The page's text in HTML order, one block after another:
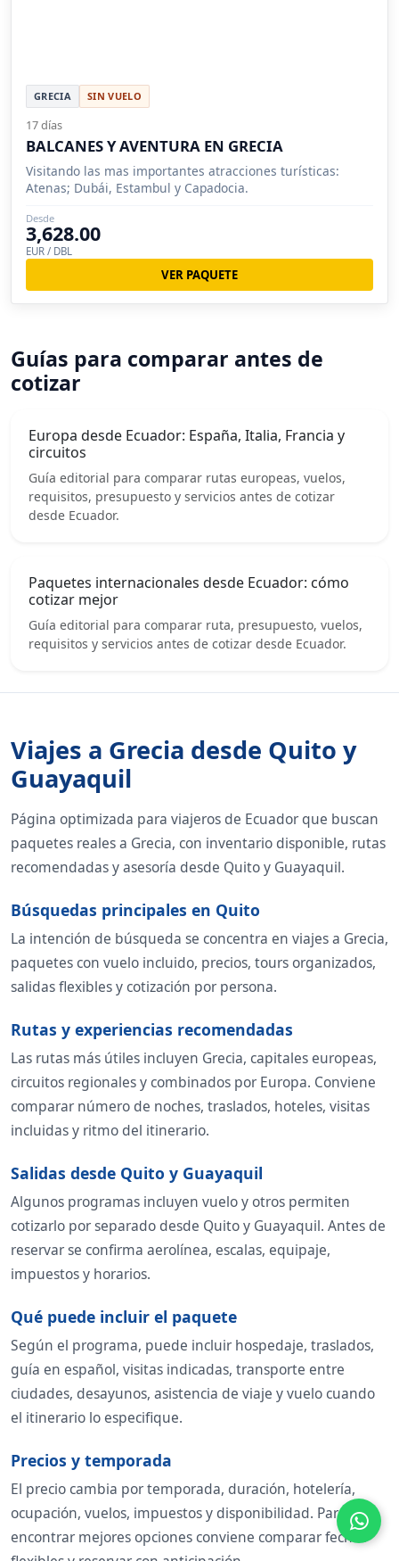
GRECIA SIN VUELO
17 días
BALCANES Y AVENTURA EN GRECIA
Visitando las mas importantes atracciones turísticas:
Atenas; Dubái, Estambul y Capadocia.
Desde
3,628.00
EUR / DBL
VER PAQUETE
Guías para comparar antes de
cotizar
Europa desde Ecuador: España, Italia, Francia y
circuitos
Guía editorial para comparar rutas europeas, vuelos,
requisitos, presupuesto y servicios antes de cotizar
desde Ecuador.
Paquetes internacionales desde Ecuador: cómo
cotizar mejor
Guía editorial para comparar ruta, presupuesto, vuelos,
requisitos y servicios antes de cotizar desde Ecuador.
Viajes a Grecia desde Quito y
Guayaquil
Página optimizada para viajeros de Ecuador que buscan
paquetes reales a Grecia, con inventario disponible, rutas
recomendadas y asesoría desde Quito y Guayaquil.
Búsquedas principales en Quito
La intención de búsqueda se concentra en viajes a Grecia,
paquetes con vuelo incluido, precios, tours organizados,
salidas flexibles y cotización por persona.
Rutas y experiencias recomendadas
Las rutas más útiles incluyen Grecia, capitales europeas,
circuitos regionales y combinados por Europa. Conviene
comparar número de noches, traslados, hoteles, visitas
incluidas y ritmo del itinerario.
Salidas desde Quito y Guayaquil
Algunos programas incluyen vuelo y otros permiten
cotizarlo por separado desde Quito y Guayaquil. Antes de
reservar se confirma aerolínea, escalas, equipaje,
impuestos y horarios.
Qué puede incluir el paquete
Según el programa, puede incluir hospedaje, traslados,
guía en español, visitas indicadas, transporte entre
ciudades, desayunos, asistencia de viaje y vuelo cuando
el itinerario lo especifique.
Precios y temporada
El precio cambia por temporada, duración, hotelería,
ocupación, vuelos, impuestos y disponibilidad. Para
encontrar mejores opciones conviene comparar fechas